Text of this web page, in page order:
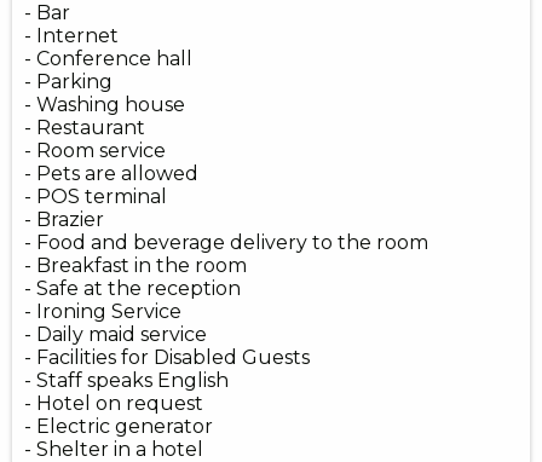
- Bar
- Internet
- Conference hall
- Parking
- Washing house
- Restaurant
- Room service
- Pets are allowed
- POS terminal
- Brazier
- Food and beverage delivery to the room
- Breakfast in the room
- Safe at the reception
- Ironing Service
- Daily maid service
- Facilities for Disabled Guests
- Staff speaks English
- Hotel on request
- Electric generator
- Shelter in a hotel